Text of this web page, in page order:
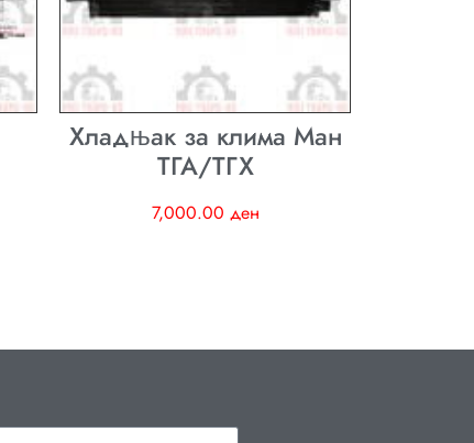
Хладњак за клима Ман
ТГА/ТГХ
7,000.00 ден